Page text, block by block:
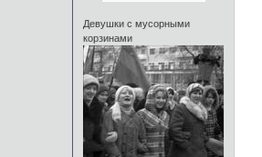
Девушки с мусорными
корзинами